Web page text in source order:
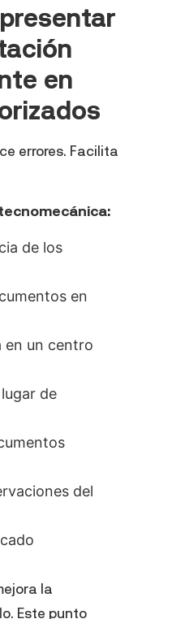
en
errores. Facilita
de los
en
en un centro
de
del
la
Este punto